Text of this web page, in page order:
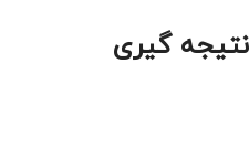
نتیجه گیری